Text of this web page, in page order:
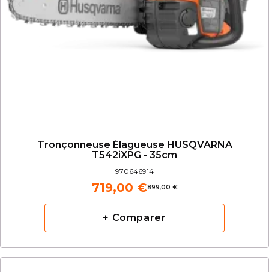
Tronçonneuse Élagueuse HUSQVARNA
T542iXPG - 35cm
970646914
899,00 €
719,00 €
+ Comparer